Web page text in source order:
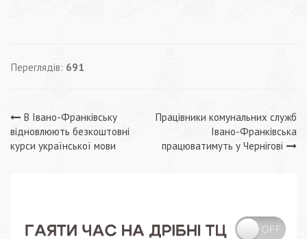
Переглядів: 691
Навігація
записів
В Івано-Франківську
відновлюють безкоштовні
курси української мови
Працівники комунальних служб
Івано-Франківська
працюватимуть у Чернігові